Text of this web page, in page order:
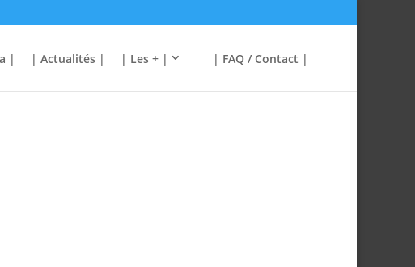
| | Actualités | | Les + | | FAQ / Contact |